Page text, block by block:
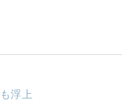
浮上